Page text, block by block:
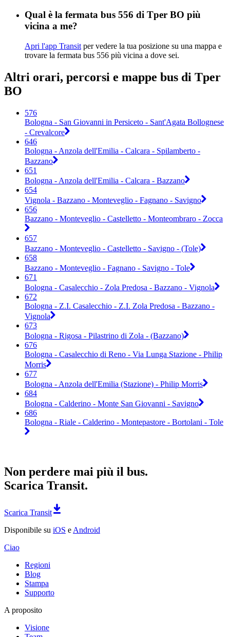
Qual è la fermata bus 556 di Tper BO più
vicina a me?
Apri l'app Transit per vedere la tua posizione su una mappa e
trovare la fermata bus 556 più vicina a dove sei.
Altri orari, percorsi e mappe bus di Tper
BO
576
Bologna - San Giovanni in Persiceto - Sant'Agata Bollognese
- Crevalcore
646
Bologna - Anzola dell'Emilia - Calcara - Spilamberto -
Bazzano
651
Bologna - Anzola dell'Emilia - Calcara - Bazzano
654
Vignola - Bazzano - Monteveglio - Fagnano - Savigno
656
Bazzano - Monteveglio - Castelletto - Monteombraro - Zocca
657
Bazzano - Monteveglio - Castelletto - Savigno - (Tole)
658
Bazzano - Monteveglio - Fagnano - Savigno - Tole
671
Bologna - Casalecchio - Zola Predosa - Bazzano - Vignola
672
Bologna - Z.I. Casalecchio - Z.I. Zola Predosa - Bazzano -
Vignola
673
Bologna - Rigosa - Pilastrino di Zola - (Bazzano)
676
Bologna - Casalecchio di Reno - Via Lunga Stazione - Philip
Morris
677
Bologna - Anzola dell'Emilia (Stazione) - Philip Morris
684
Bologna - Calderino - Monte San Giovanni - Savigno
686
Bologna - Riale - Calderino - Montepastore - Bortolani - Tole
Non perdere mai più il bus.
Scarica Transit.
Scarica Transit
Disponibile su iOS e Android
Ciao
Regioni
Blog
Stampa
Supporto
A proposito
Visione